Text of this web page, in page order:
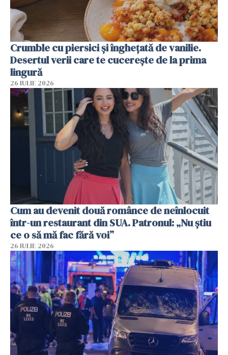
Crumble cu piersici și înghețată de vanilie.
Desertul verii care te cucerește de la prima
lingură
26 IULIE 2026
Cum au devenit două românce de neînlocuit
într-un restaurant din SUA. Patronul: „Nu știu
ce o să mă fac fără voi”
26 IULIE 2026